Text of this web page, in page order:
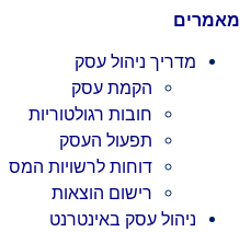
מאמרים
מדריך ניהול עסק
הקמת עסק
חובות רגולטוריות
תפעול העסק
דוחות לרשויות המס
רישום הוצאות
ניהול עסק באינטרנט